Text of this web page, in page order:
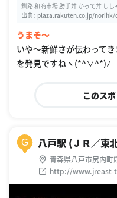
釧路 和商市場 勝手丼 かって丼 し
出典： plaza.rakuten.co.jp/norihk/
うまそ〜
いや〜新鮮さが伝わって
を発見ですねヽ(*^∇^*)ﾉ
このス
G 八戸駅 (ＪＲ／東
青森県八戸市尻内町
http://